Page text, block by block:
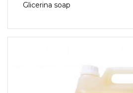
Glicerina soap